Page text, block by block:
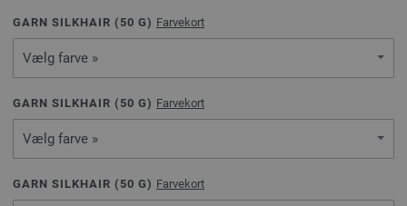
GARN SILKHAIR ( 50 G) Farvekort
Vælg farve »
GARN SILKHAIR ( 50 G) Farvekort
Vælg farve »
GARN SILKHAIR ( 50 G) Farvekort